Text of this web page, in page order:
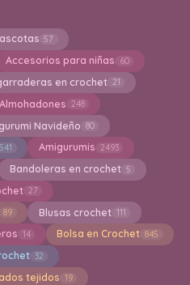
57
Accesorios para niñas 60
en crochet 21
Almohadones 248
Navideño 80
541 Amigurumis 2493
Bandoleras en crochet 5
27
89 Blusas crochet 111
14 Bolsa en Crochet 845
32
tejidos 19